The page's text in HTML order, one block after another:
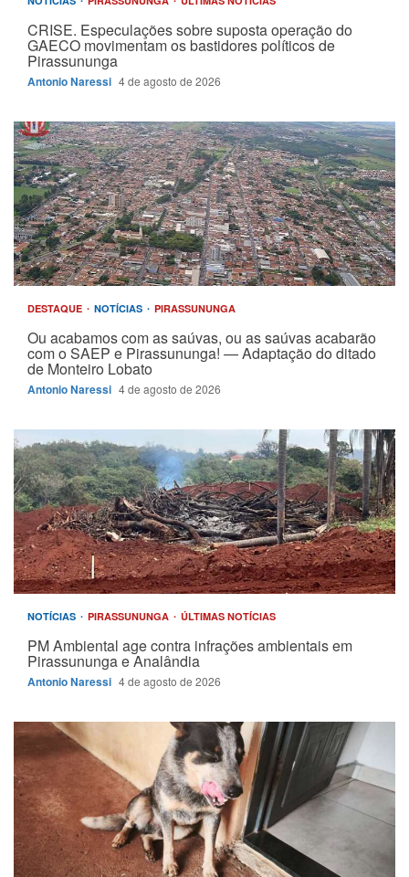
CRISE. Especulações sobre suposta operação do
GAECO movimentam os bastidores políticos de
Pirassununga
Antonio Naressi 4 de agosto de 2026
DESTAQUE NOTÍCIAS PIRASSUNUNGA
Ou acabamos com as saúvas, ou as saúvas acabarão
com o SAEP e Pirassununga! — Adaptação do ditado
de Monteiro Lobato
Antonio Naressi 4 de agosto de 2026
NOTÍCIAS PIRASSUNUNGA ÚLTIMAS NOTÍCIAS
PM Ambiental age contra infrações ambientais em
Pirassununga e Analândia
Antonio Naressi 4 de agosto de 2026